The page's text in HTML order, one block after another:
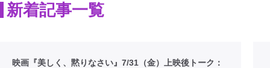
新着記事一覧
映画『美しく、黙りなさい』7/31（金）上映後トーク：